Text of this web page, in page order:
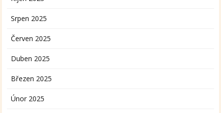
Srpen 2025
Červen 2025
Duben 2025
Březen 2025
Únor 2025